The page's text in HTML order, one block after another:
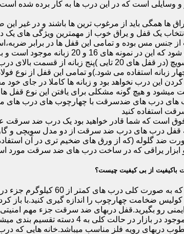
و وسایلی است که در این درب ها به کار برده شده
ها همگی باید از مرغوب ترین ها باشند و در غیر
یک قفل و یراق خوب از مهمترین ویژگی های
جنس مس بوده و تمامی این قفل ها در برابر
سیستم استفاده می شود که
چهار زبانه استفاده می شود.)و تمامی این قفل از
این درب نخواهد بود و زبانه ها کاملا در جای
میشود و هیچ گونه مشکلی برای یافتن این نوع قفل
درب های ضدسرقت با چهارچوب های درب های
استفاده کنید
است که شما قادر خواهید بود یک درب ضد سرقت
درب های درب ضد سرقت از دو مدل سویچی و
ضد گلوله (که از ورق های ضخیم تری در آن
ابزار یراقی که در ساخت درب های ضد سرقت مورد
از بی کیفیت چیست؟
کولیس ضخامت چهارچوب را اندازه گیری کنید.با باز
رو بگیرید.قفل دربهای ضد سرقت جزء مهم
شماست.بیشتر درب های موجود
دربهای رویه فلز مناسب میباشد.خانه هایی که